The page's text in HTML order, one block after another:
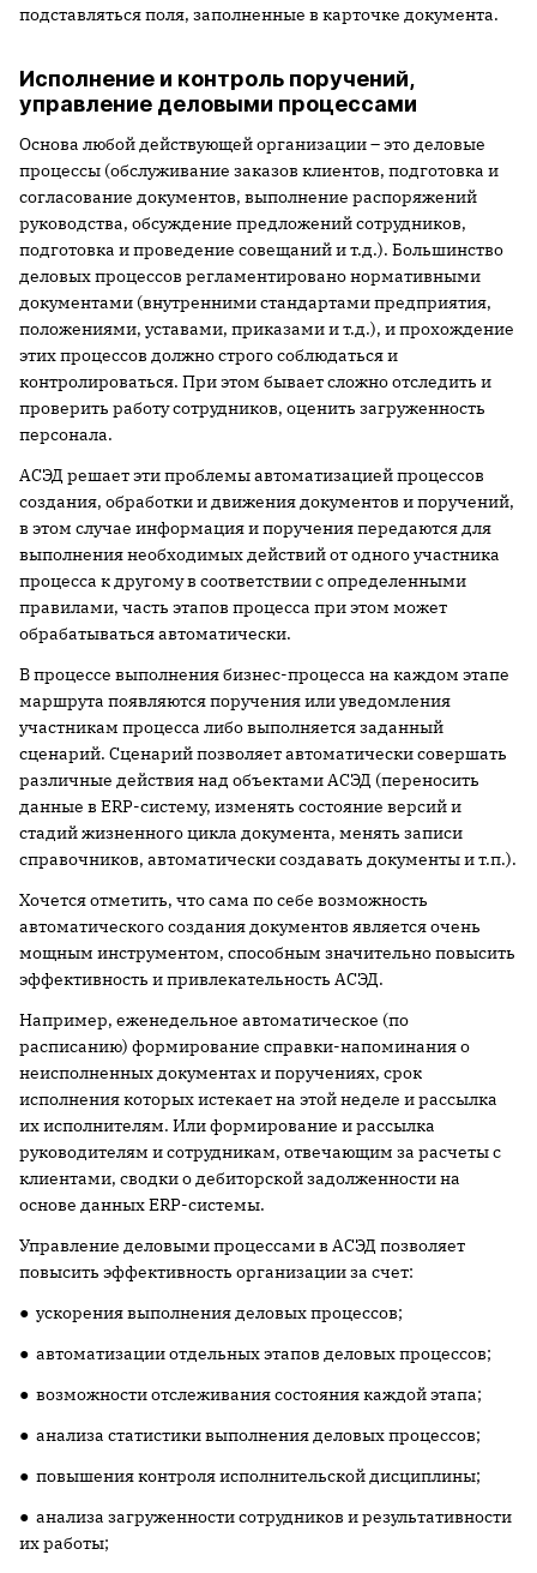
подставляться поля, заполненные в карточке документа.
Исполнение и контроль поручений,
управление деловыми процессами
Основа любой действующей организации – это деловые
процессы (обслуживание заказов клиентов, подготовка и
согласование документов, выполнение распоряжений
руководства, обсуждение предложений сотрудников,
подготовка и проведение совещаний и т.д.). Большинство
деловых процессов регламентировано нормативными
документами (внутренними стандартами предприятия,
положениями, уставами, приказами и т.д.), и прохождение
этих процессов должно строго соблюдаться и
контролироваться. При этом бывает сложно отследить и
проверить работу сотрудников, оценить загруженность
персонала.
АСЭД решает эти проблемы автоматизацией процессов
создания, обработки и движения документов и поручений,
в этом случае информация и поручения передаются для
выполнения необходимых действий от одного участника
процесса к другому в соответствии с определенными
правилами, часть этапов процесса при этом может
обрабатываться автоматически.
В процессе выполнения бизнес-процесса на каждом этапе
маршрута появляются поручения или уведомления
участникам процесса либо выполняется заданный
сценарий. Сценарий позволяет автоматически совершать
различные действия над объектами АСЭД (переносить
данные в ERP-систему, изменять состояние версий и
стадий жизненного цикла документа, менять записи
справочников, автоматически создавать документы и т.п.).
Хочется отметить, что сама по себе возможность
автоматического создания документов является очень
мощным инструментом, способным значительно повысить
эффективность и привлекательность АСЭД.
Например, еженедельное автоматическое (по
расписанию) формирование справки-напоминания о
неисполненных документах и поручениях, срок
исполнения которых истекает на этой неделе и рассылка
их исполнителям. Или формирование и рассылка
руководителям и сотрудникам, отвечающим за расчеты с
клиентами, сводки о дебиторской задолженности на
основе данных ERP-системы.
Управление деловыми процессами в АСЭД позволяет
повысить эффективность организации за счет:
● ускорения выполнения деловых процессов;
● автоматизации отдельных этапов деловых процессов;
● возможности отслеживания состояния каждой этапа;
● анализа статистики выполнения деловых процессов;
● повышения контроля исполнительской дисциплины;
● анализа загруженности сотрудников и результативности
их работы;